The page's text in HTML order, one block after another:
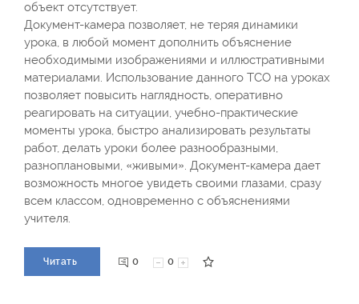
объект отсутствует.
Документ-камера позволяет, не теряя динамики
урока, в любой момент дополнить объяснение
необходимыми изображениями и иллюстративными
материалами. Использование данного ТСО на уроках
позволяет повысить наглядность, оперативно
реагировать на ситуации, учебно-практические
моменты урока, быстро анализировать результаты
работ, делать уроки более разнообразными,
разноплановыми, «живыми». Документ-камера дает
возможность многое увидеть своими глазами, сразу
всем классом, одновременно с объяснениями
учителя.
Читать 0 0